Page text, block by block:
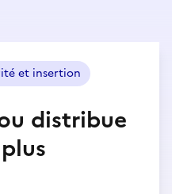
et insertion
distribue